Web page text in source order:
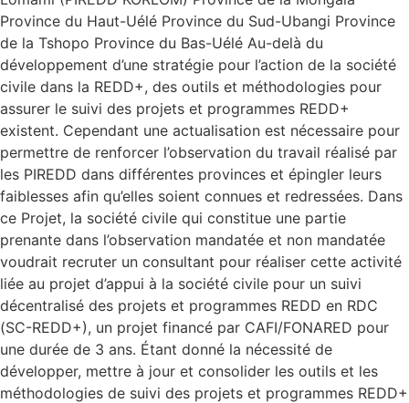
Province du Haut-Uélé Province du Sud-Ubangi Province
de la Tshopo Province du Bas-Uélé Au-delà du
développement d’une stratégie pour l’action de la société
civile dans la REDD+, des outils et méthodologies pour
assurer le suivi des projets et programmes REDD+
existent. Cependant une actualisation est nécessaire pour
permettre de renforcer l’observation du travail réalisé par
les PIREDD dans différentes provinces et épingler leurs
faiblesses afin qu’elles soient connues et redressées. Dans
ce Projet, la société civile qui constitue une partie
prenante dans l’observation mandatée et non mandatée
voudrait recruter un consultant pour réaliser cette activité
liée au projet d’appui à la société civile pour un suivi
décentralisé des projets et programmes REDD en RDC
(SC-REDD+), un projet financé par CAFI/FONARED pour
une durée de 3 ans. Étant donné la nécessité de
développer, mettre à jour et consolider les outils et les
méthodologies de suivi des projets et programmes REDD+